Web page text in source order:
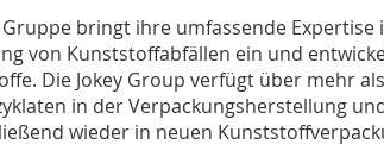
Gruppe bringt ihre umfassende
von Kunststoffabfällen ein und
Die Jokey Group verfügt über mehr
in der Verpackungsherstellung
wieder in neuen